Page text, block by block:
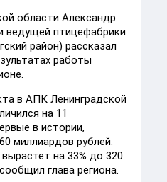
области Александр
ведущей птицефабрики
район) рассказал
работы
в АПК Ленинградской
на 11
в истории,
миллиардов рублей.
на 33% до 320
глава региона.